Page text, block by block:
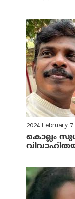
2024 February 7
കൊല്ലം